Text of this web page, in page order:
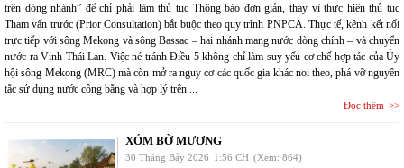
trên dòng nhánh” để chỉ phải làm thủ tục Thông báo đơn giản, thay vì thực hiện thủ tục
Tham vấn trước (Prior Consultation) bắt buộc theo quy trình PNPCA. Thực tế, kênh kết nối
trực tiếp với sông Mekong và sông Bassac – hai nhánh mang nước dòng chính – và chuyển
nước ra Vịnh Thái Lan. Việc né tránh Điều 5 không chỉ làm suy yếu cơ chế hợp tác của Ủy
hội sông Mekong (MRC) mà còn mở ra nguy cơ các quốc gia khác noi theo, phá vỡ nguyên
tắc sử dụng nước công bằng và hợp lý trên ...
Đọc thêm
XÓM BỜ MƯƠNG
30 Tháng Bảy 2026 1:56 CH (Xem: 864)